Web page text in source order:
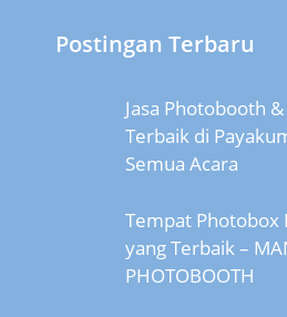
Postingan Terbaru
Jasa Photobooth
Terbaik di
Semua Acara
Tempat Photobox
yang Terbaik –
PHOTOBOOTH